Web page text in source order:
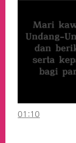
01:10